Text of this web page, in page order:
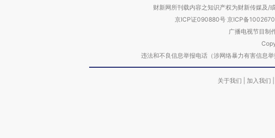
财新网所刊载内容之知识产权为财新传媒及/
京ICP证090880号 京ICP备
广播电视节目制
违法和不良信息举报电话（涉网络暴力有害信
关于我们 加入我们